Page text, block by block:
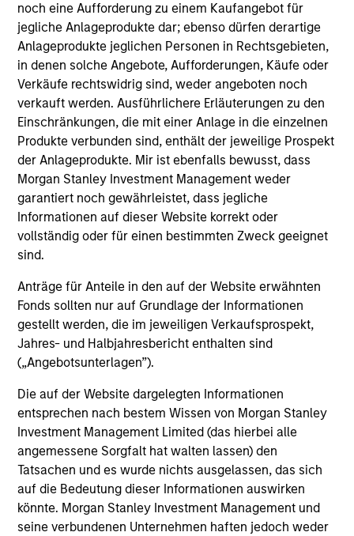
noch eine Aufforderung zu einem Kaufangebot für
jegliche Anlageprodukte dar; ebenso dürfen derartige
Anlageprodukte jeglichen Personen in Rechtsgebieten,
in denen solche Angebote, Aufforderungen, Käufe oder
Verkäufe rechtswidrig sind, weder angeboten noch
verkauft werden. Ausführlichere Erläuterungen zu den
Einschränkungen, die mit einer Anlage in die einzelnen
Produkte verbunden sind, enthält der jeweilige Prospekt
der Anlageprodukte. Mir ist ebenfalls bewusst, dass
Morgan Stanley Investment Management weder
garantiert noch gewährleistet, dass jegliche
Informationen auf dieser Website korrekt oder
vollständig oder für einen bestimmten Zweck geeignet
sind.
Anträge für Anteile in den auf der Website erwähnten
Fonds sollten nur auf Grundlage der Informationen
gestellt werden, die im jeweiligen Verkaufsprospekt,
Jahres- und Halbjahresbericht enthalten sind
(„Angebotsunterlagen”).
Die auf der Website dargelegten Informationen
entsprechen nach bestem Wissen von Morgan Stanley
Investment Management Limited (das hierbei alle
angemessene Sorgfalt hat walten lassen) den
Tatsachen und es wurde nichts ausgelassen, das sich
auf die Bedeutung dieser Informationen auswirken
könnte. Morgan Stanley Investment Management und
seine verbundenen Unternehmen haften jedoch weder
Play
Video
Other videos in series
An Ideal Partner for Founder and Family
Businesses
Aaron Sack, Head of Capital Partners
Meet the Team
Aaron Sack
Managing Director
Eric Kanter
Managing Director